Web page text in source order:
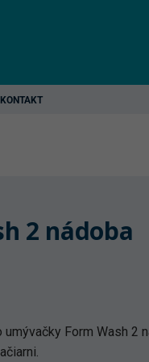
KONTAKT
2 nádoba
umývačky Form Wash 2